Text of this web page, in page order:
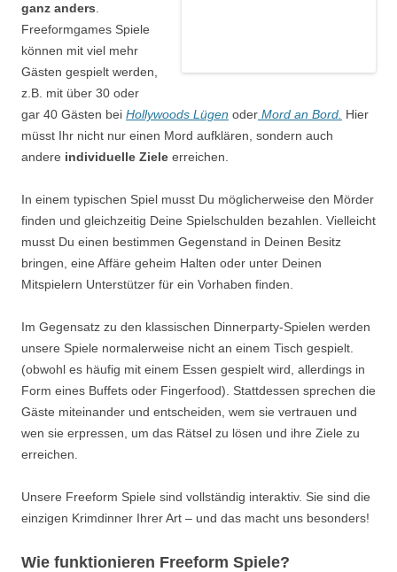
ganz anders
Freeformgames Spiele
können mit viel mehr
Gästen gespielt werden,
z .B. mit über 30 oder
gar 40 Gästen bei Hollywoods Lügen oder Mord an Bord. Hier
müsst Ihr nicht nur einen Mord aufklären, sondern auch
andere individuelle Ziele erreichen.
In einem typischen Spiel musst Du möglicherweise den Mörder
finden und gleichzeitig Deine Spielschulden bezahlen. Vielleicht
musst Du einen bestimmen Gegenstand in Deinen Besitz
bringen, eine Affäre geheim Halten oder unter Deinen
Mitspielern Unterstützer für ein Vorhaben finden.
Im Gegensatz zu den klassischen Dinnerparty-Spielen werden
unsere Spiele normalerweise nicht an einem Tisch gespielt.
(obwohl es häufig mit einem Essen gespielt wird, allerdings in
Form eines Buffets oder Fingerfood). Stattdessen sprechen die
Gäste miteinander und entscheiden, wem sie vertrauen und
wen sie erpressen, um das Rätsel zu lösen und ihre Ziele zu
erreichen.
Unsere Freeform Spiele sind vollständig interaktiv. Sie sind die
einzigen Krimdinner Ihrer Art – und das macht uns besonders!
Wie funktionieren Freeform Spiele?